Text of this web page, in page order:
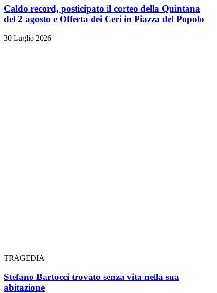
Caldo record, posticipato il corteo della Quintana
del 2 agosto e Offerta dei Ceri in Piazza del Popolo
30 Luglio 2026
TRAGEDIA
Stefano Bartocci trovato senza vita nella sua
abitazione